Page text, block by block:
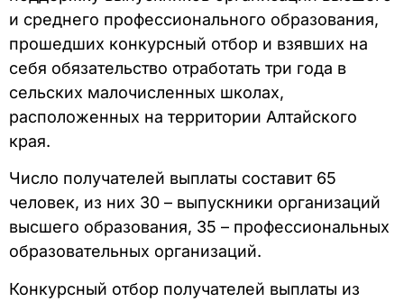
и среднего профессионального образования,
прошедших конкурсный отбор и взявших на
себя обязательство отработать три года в
сельских малочисленных школах,
расположенных на территории Алтайского
края.
Число получателей выплаты составит 65
человек, из них 30 – выпускники организаций
высшего образования, 35 – профессиональных
образовательных организаций.
Конкурсный отбор получателей выплаты из